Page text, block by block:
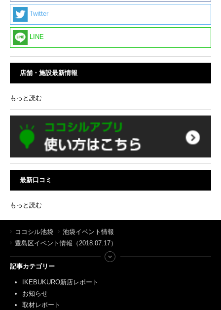
Twitter
LINE
店舗・施設最新情報
もっと読む
最新口コミ
もっと読む
ココシル池袋
池袋イベント情報
豊島区イベント情報（2018.07.17）
記事カテゴリー
IKEBUKURO新店レポート
お知らせ
取材レポート